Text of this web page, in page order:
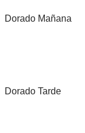
Dorado Mañana
Dorado Tarde